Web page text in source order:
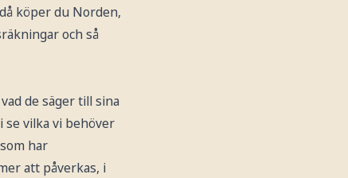
köper du Norden,
och så
de säger till sina
se vilka vi behöver
har
att påverkas, i